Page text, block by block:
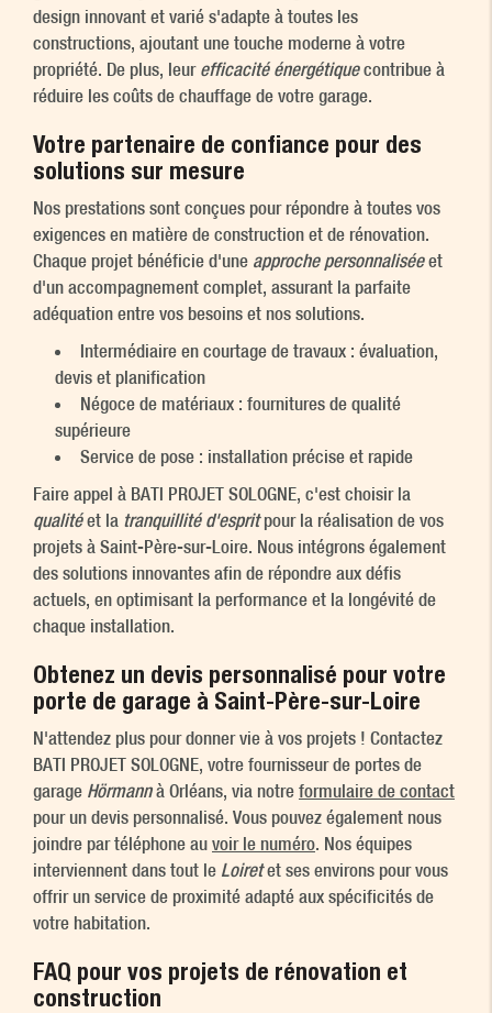
design innovant et varié s'adapte à toutes les
constructions, ajoutant une touche moderne à votre
propriété. De plus, leur efficacité énergétiquecontribue à
réduire les coûts de chauffage de votre garage.
Votre partenaire de confiance pour des
solutions sur mesure
Nos prestations sont conçues pour répondre à toutes vos
exigences en matière de construction et de rénovation.
Chaque projet bénéficie d'une approche personnaliséeet
d'un accompagnement complet, assurant la parfaite
adéquation entre vos besoins et nos solutions.
Intermédiaire en courtage de travaux : évaluation,
devis et planification
Négoce de matériaux : fournitures de qualité
supérieure
Service de pose : installation précise et rapide
Faire appel à BATI PROJET SOLOGNE, c'est choisir la
qualitéet la tranquillité d'espritpour la réalisation de vos
projets à Saint-Père-sur-Loire. Nous intégrons également
des solutions innovantes afin de répondre aux défis
actuels, en optimisant la performance et la longévité de
chaque installation.
Obtenez un devis personnalisé pour votre
porte de garage à Saint-Père-sur-Loire
N'attendez plus pour donner vie à vos projets ! Contactez
BATI PROJET SOLOGNE, votre fournisseur de portes de
garage Hörmannà Orléans, via notre formulaire de contact
pour un devis personnalisé. Vous pouvez également nous
joindre par téléphone au voir le numéro. Nos équipes
interviennent dans tout le Loiretet ses environs pour vous
offrir un service de proximité adapté aux spécificités de
votre habitation.
FAQ pour vos projets de rénovation et
construction